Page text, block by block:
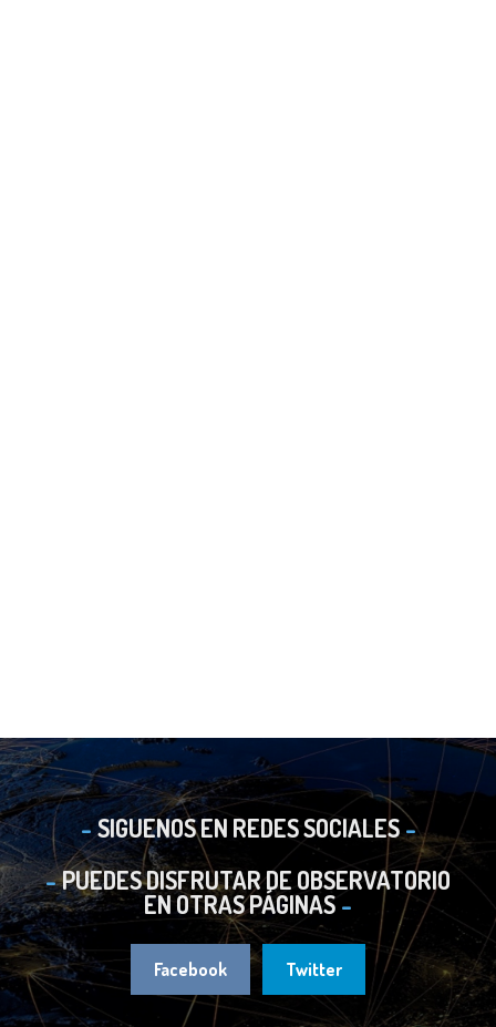
SIGUENOS EN REDES SOCIALES
PUEDES DISFRUTAR DE OBSERVATORIO
EN OTRAS PÁGINAS
Facebook Twitter